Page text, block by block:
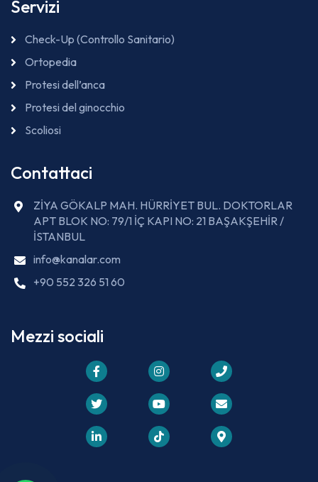
Servizi
Check-Up (Controllo Sanitario)
Ortopedia
Protesi dell’anca
Protesi del ginocchio
Scoliosi
Contattaci
ZİYA GÖKALP MAH. HÜRRİYET BUL. DOKTORLAR
APT BLOK NO: 79/1 İÇ KAPI NO: 21 BAŞAKŞEHİR /
İSTANBUL
info@kanalar.com
+90 552 326 51 60
Mezzi sociali